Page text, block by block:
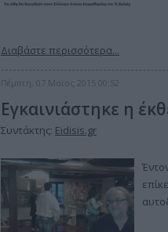
Διαβάστε περισσότερα...
Πέμπτη, 07 Μαϊος 2015 00:52
Εγκαινιάστηκε η
Συντάκτης: Eidisis.gr